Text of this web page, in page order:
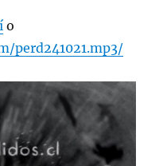
o
perd241021.mp3/